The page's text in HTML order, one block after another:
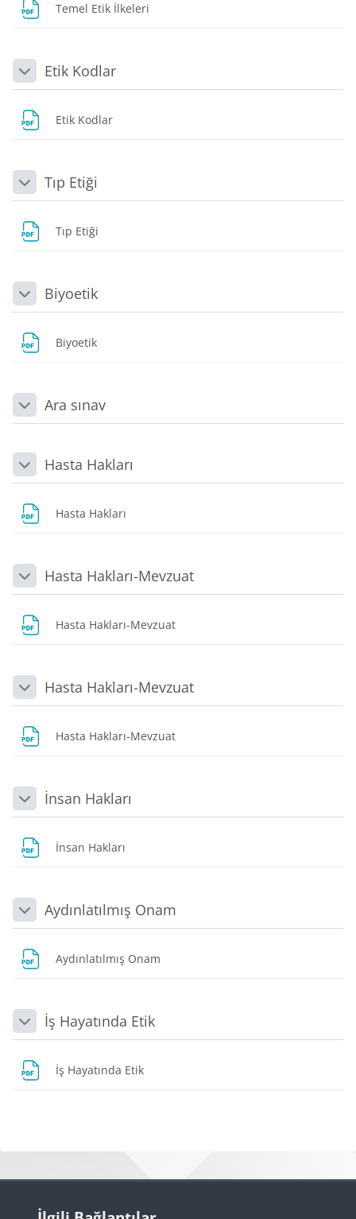
Temel Etik İlkeleri
DaraltEtik Kodlar
Etik Kodlar
DaraltTıp Etiği
Tıp Etiği
DaraltBiyoetik
Biyoetik
DaraltAra sınav
DaraltHasta Hakları
Hasta Hakları
DaraltHasta Hakları-Mevzuat
Hasta Hakları-Mevzuat
DaraltHasta Hakları-Mevzuat
Hasta Hakları-Mevzuat
Daraltİnsan Hakları
İnsan Hakları
DaraltAydınlatılmış Onam
Aydınlatılmış Onam
Daraltİş Hayatında Etik
İş Hayatında Etik
Bloklar